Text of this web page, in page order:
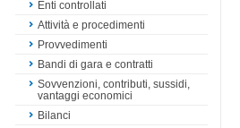
Enti controllati
Attività e procedimenti
Provvedimenti
Bandi di gara e contratti
Sovvenzioni, contributi, sussidi,
vantaggi economici
Bilanci